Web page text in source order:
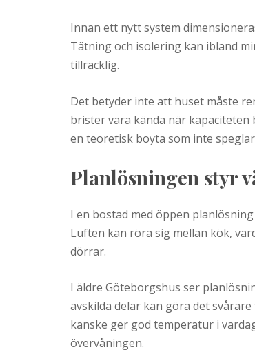
Innan ett nytt system
Tätning och isolering kan ibland
tillräcklig.
Det betyder inte att huset måste
brister vara kända när
en teoretisk boyta som inte
Planlösningen styr
I en bostad med öppen
Luften kan röra sig mellan kök,
dörrar.
I äldre Göteborgshus ser
avskilda delar kan göra det
kanske ger god temperatur i
övervåningen.